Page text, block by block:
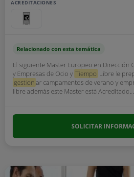
ACREDITACIONES
Relacionado con esta temática
El siguiente Master Europeo en Dirección
y Empresas de Ocio y Tiempo Libre le
gestionar campamentos de verano y
libre además este Master está Acreditado...
SOLICITAR